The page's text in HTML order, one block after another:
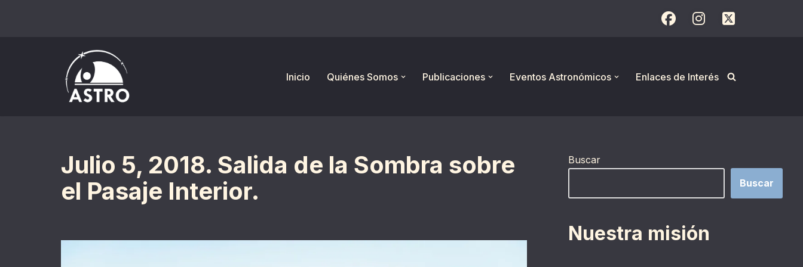
Inicio
Quiénes Somos Publicaciones Eventos Astronómicos Enlaces de Interés
Julio 5, 2018. Salida de la Sombra sobre
el Pasaje Interior.
Buscar
Buscar
Nuestra misión